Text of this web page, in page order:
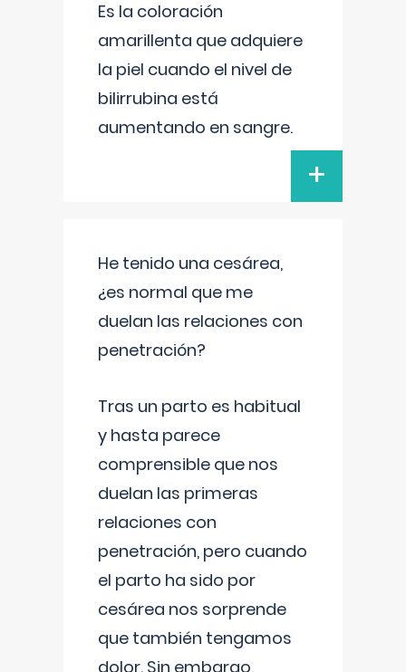
Es la coloración
amarillenta que adquiere
la piel cuando el nivel de
bilirrubina está
aumentando en sangre.
+
He tenido una cesárea,
¿es normal que me
duelan las relaciones con
penetración?
Tras un parto es habitual
y hasta parece
comprensible que nos
duelan las primeras
relaciones con
penetración, pero cuando
el parto ha sido por
cesárea nos sorprende
que también tengamos
dolor. Sin embargo,